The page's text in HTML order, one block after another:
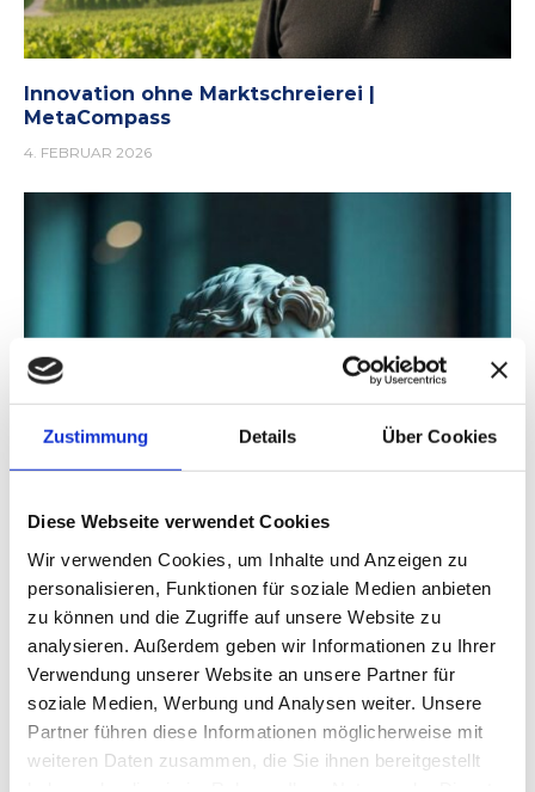
Zustimmung Details Über Cookies
Diese Webseite verwendet Cookies
Wir verwenden Cookies, um Inhalte und Anzeigen zu
personalisieren, Funktionen für soziale Medien anbieten
zu können und die Zugriffe auf unsere Website zu
analysieren. Außerdem geben wir Informationen zu Ihrer
Verwendung unserer Website an unsere Partner für
soziale Medien, Werbung und Analysen weiter. Unsere
Partner führen diese Informationen möglicherweise mit
weiteren Daten zusammen, die Sie ihnen bereitgestellt
Innovation ohne Marktschreierei |
MetaCompass
4. FEBRUAR 2026